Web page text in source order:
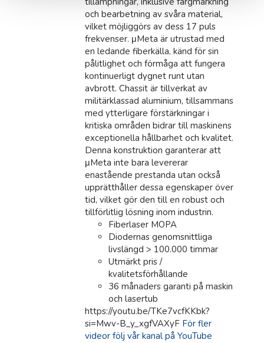
och bearbetning av svåra material,
vilket möjliggörs av dess 17 puls
frekvenser. μMeta är utrustad med
en ledande fiberkälla, känd för sin
pålitlighet och förmåga att fungera
kontinuerligt dygnet runt utan
avbrott. Chassit är tillverkat av
militärklassad aluminium, tillsammans
med ytterligare förstärkningar i
kritiska områden bidrar till maskinens
exceptionella hållbarhet och kvalitet.
Denna konstruktion garanterar att
μMeta inte bara levererar
enastående prestanda utan också
upprätthåller dessa egenskaper över
tid, vilket gör den till en robust och
tillförlitlig lösning inom industrin.
Fiberlaser MOPA
Diodernas genomsnittliga
livslängd > 100.000 timmar
Utmärkt pris /
kvalitetsförhållande
36 månaders garanti på maskin
och lasertub
https://youtu.be/TKe7vcfKKbk?
si=Mwv-B_y_xgfVAXyF För fler
videor följ vår kanal på YouTube